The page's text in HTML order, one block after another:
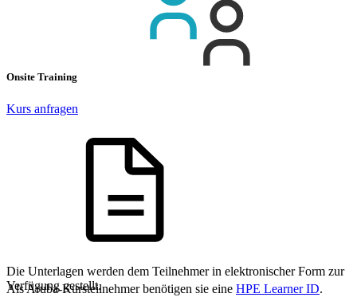
Onsite Training
Kurs anfragen
Die Unterlagen werden dem Teilnehmer in elektronischer Form zur
Verfügung gestellt.
Als Aruba-Kursteilnehmer benötigen sie eine HPE Learner ID.